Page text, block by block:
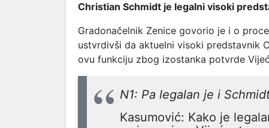
Christian Schmidt je legalni visoki
Gradonačelnik Zenice govorio je i o
ustvrdivši da aktuelni visoki predstavnik
ovu funkciju zbog izostanka potvrde
N1: Pa legalan je i
Kasumović: Kako je